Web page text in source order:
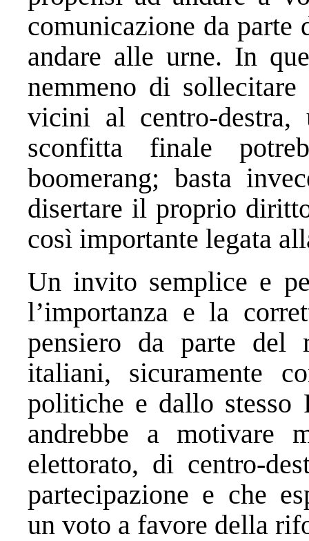
comunicazione da
andare alle urne. In
nemmeno di
vicini al centro-
sconfitta finale
boomerang; basta
disertare il proprio
così importante legata
Un invito semplice e
l’importanza e la
pensiero da parte del
italiani, sicuramente
politiche e dallo stesso
andrebbe a motivare
elettorato, di centro-
partecipazione e che
un voto a favore della